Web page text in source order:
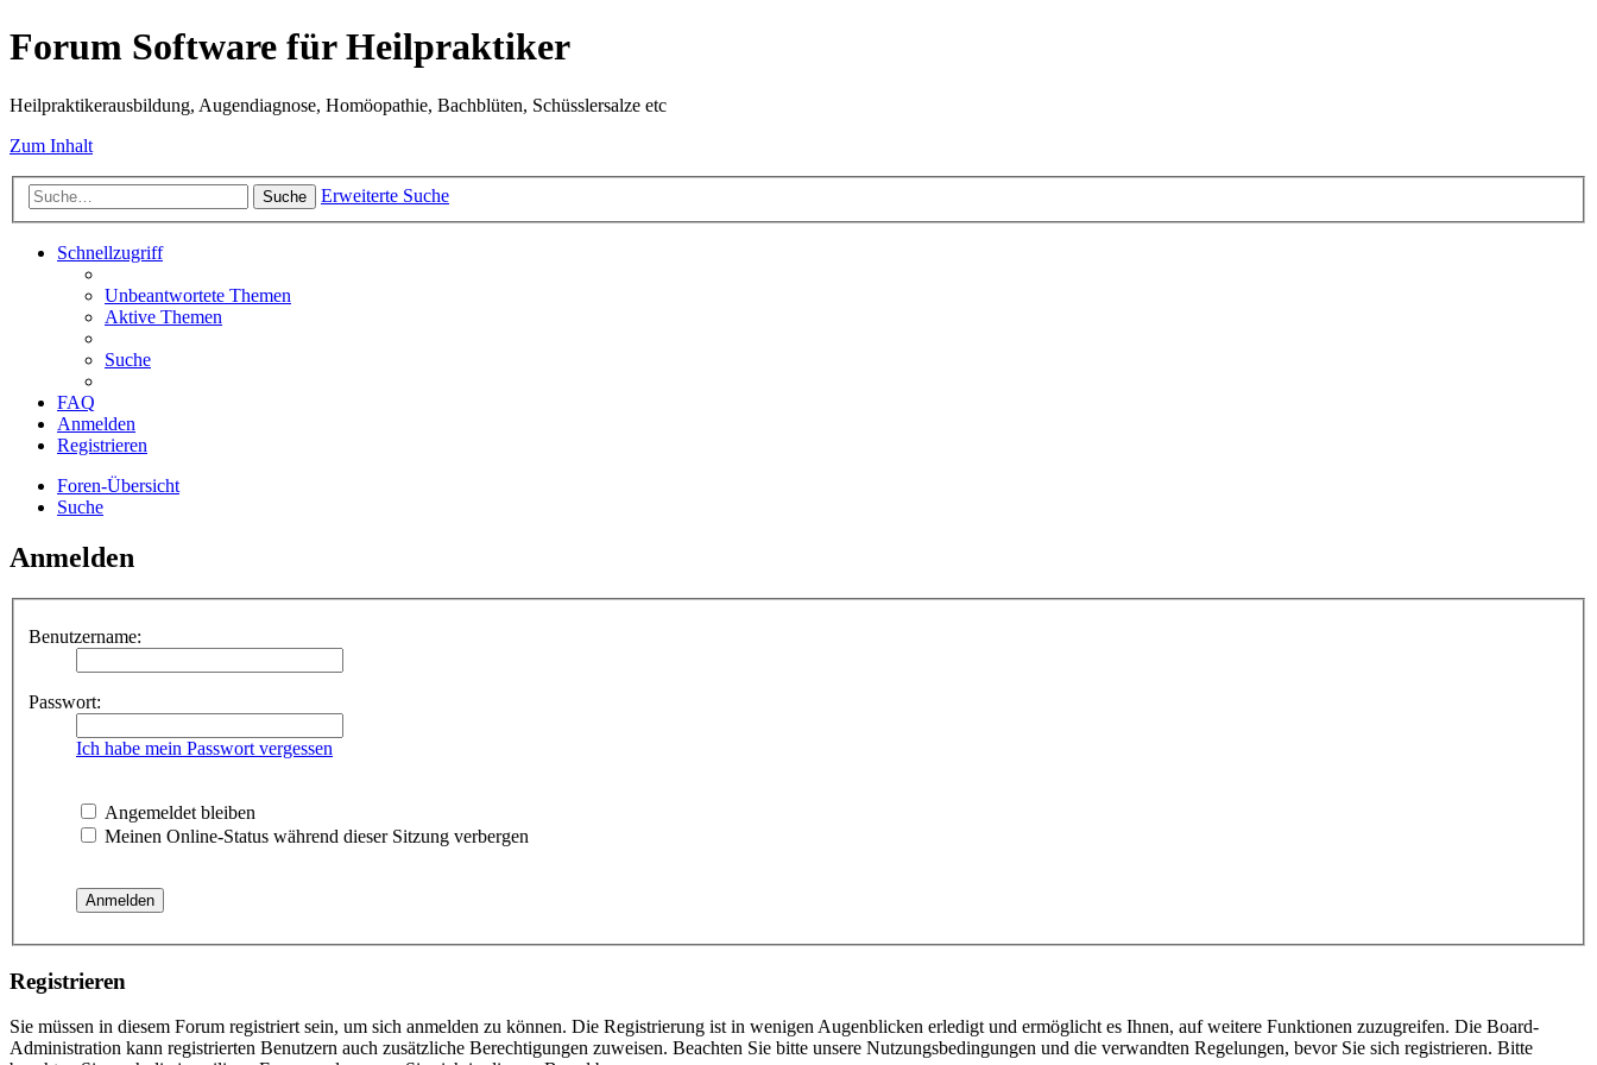
Forum Software für Heilpraktiker
Heilpraktikerausbildung, Augendiagnose, Homöopathie, Bachblüten, Schüsslersalze etc
Zum Inhalt
Suche Erweiterte Suche
Schnellzugriff
Unbeantwortete Themen
Aktive Themen
Suche
FAQ
Anmelden
Registrieren
Foren-Übersicht
Suche
Anmelden
Benutzername:
Passwort:
Ich habe mein Passwort vergessen
Angemeldet bleiben
Meinen Online-Status während dieser Sitzung verbergen
Registrieren
Sie müssen in diesem Forum registriert sein, um sich anmelden zu können. Die Registrierung ist in wenigen Augenblicken erledigt und ermöglicht es Ihnen, auf weitere Funktionen zuzugreifen. Die Board-
Administration kann registrierten Benutzern auch zusätzliche Berechtigungen zuweisen. Beachten Sie bitte unsere Nutzungsbedingungen und die verwandten Regelungen, bevor Sie sich registrieren. Bitte